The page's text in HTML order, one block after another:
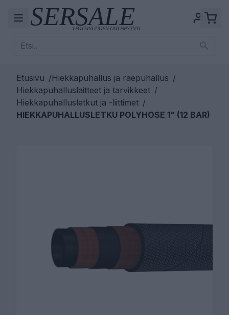
Etusivu /Hiekkapuhallus ja raepuhallus /
Hiekkapuhalluslaitteet ja tarvikkeet /
Hiekkapuhallusletkut ja -liittimet /
HIEKKAPUHALLUSLETKU POLYHOSE 1" (12 BAR)